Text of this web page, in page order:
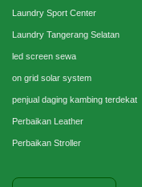
Laundry Sport Center
Laundry Tangerang Selatan
led screen sewa
on grid solar system
penjual daging kambing terdekat
Perbaikan Leather
Perbaikan Stroller